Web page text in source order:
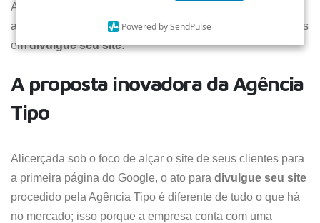
Powered by SendPulse
Powered by SendPulse
A Agência Tipo é uma conceituada e especializada
agência de São Paulo, dedicada a prover soluções digitais
emdivulgue seu site.
A proposta inovadora da Agência
Tipo
Alicerçada sob o foco de alçar o site de seus clientes para
a primeira página do Google, o ato para divulgue seu site
procedido pela Agência Tipo é diferente de tudo o que há
no mercado; isso porque a empresa conta com uma